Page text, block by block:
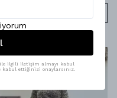
ilgili iletişim almayı kabul
ettiğinizi onaylarsınız.